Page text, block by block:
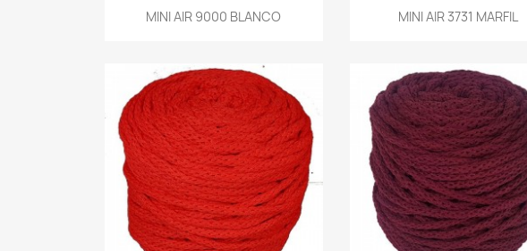
MINI AIR 9000 BLANCO
Vista rápida MINI AIR 3731 MARFIL
Vista rápida